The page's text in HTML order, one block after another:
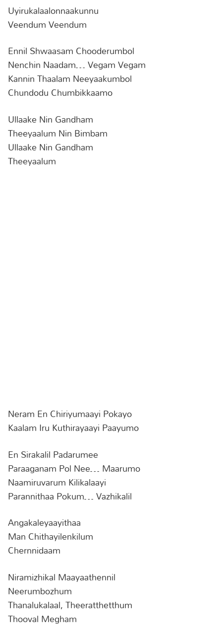
Uyirukalaalonnaakunnu
Veendum Veendum
Ennil Shwaasam Chooderumbol
Nenchin Naadam… Vegam Vegam
Kannin Thaalam Neeyaakumbol
Chundodu Chumbikkaamo
Ullaake Nin Gandham
Theeyaalum Nin Bimbam
Ullaake Nin Gandham
Theeyaalum
Neram En Chiriyumaayi Pokayo
Kaalam Iru Kuthirayaayi Paayumo
En Sirakalil Padarumee
Paraaganam Pol Nee… Maarumo
Naamiruvarum Kilikalaayi
Parannithaa Pokum… Vazhikalil
Angakaleyaayithaa
Man Chithayilenkilum
Chernnidaam
Niramizhikal Maayaathennil
Neerumbozhum
Thanalukalaal, Theeratthetthum
Thooval Megham